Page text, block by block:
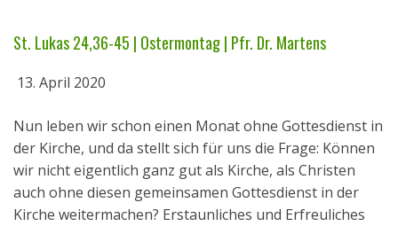
Über uns
Geistliches Wort
Termine
Aktuelles
St. Lukas 24,36-45 | Ostermontag | Pfr. Dr. Martens
13. April 2020
Nun leben wir schon einen Monat ohne Gottesdienst in
der Kirche, und da stellt sich für uns die Frage: Können
wir nicht eigentlich ganz gut als Kirche, als Christen
auch ohne diesen gemeinsamen Gottesdienst in der
Kirche weitermachen? Erstaunliches und Erfreuliches